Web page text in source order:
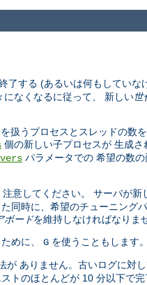
了する (あるいは何もしていな
なくなるに従って、 新しい世
扱うプロセスとスレッドの数
個の新しい子プロセスが 生成
パラメータでの 希望の数
注意してください。 サーバが新
同時に、希望のチューニング
ボードを維持しなければなりま
めに、 G を使うこともします。
ありません。古いログに対
トのほとんどが 10 分以下で